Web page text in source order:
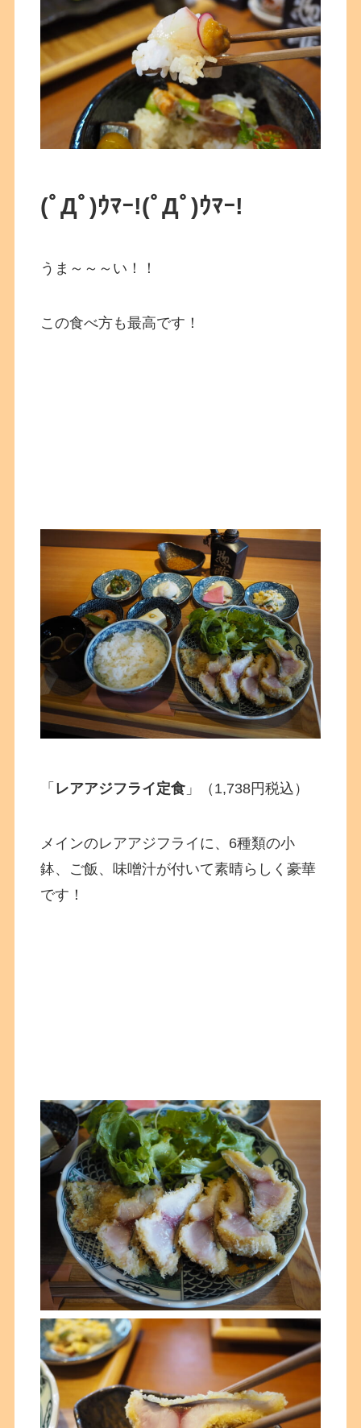
(ﾟДﾟ)ｳﾏｰ!(ﾟДﾟ)ｳﾏｰ!
うま～～～い！！
この食べ方も最高です！
「 レアアジフライ定食 」（1,738円税込）
メインのレアアジフライに、6種類の小
鉢、ご飯、味噌汁が付いて素晴らしく豪華
です！